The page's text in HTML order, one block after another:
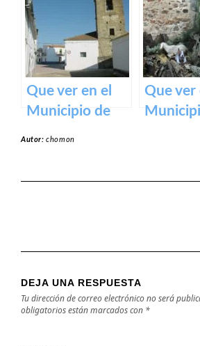
de Cáceres:
turismo cultural
en tu próxima
visita
Dulce
destino
España
Que ver en el
Municipio de
Que ver
Autor:chomon
DEJA UNA RESPUESTA
Tu dirección de correo electrónico no será
obligatorios están marcados con *